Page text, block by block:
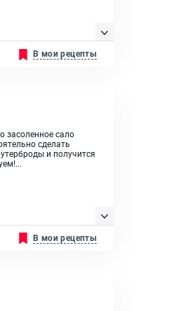
В мои рецепты
засоленное сало
сделать
и получится
В мои рецепты